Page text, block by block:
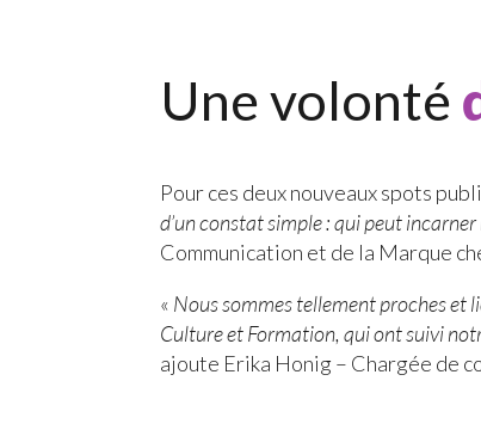
Une volonté
Pour ces deux nouveaux spots
d’un constat simple : qui peut incarner
Communication et de la Marque
« Nous sommes tellement proches et
Culture et Formation, qui ont suivi
ajoute Erika Honig – Chargée de